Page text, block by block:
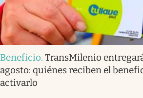
Beneficio. TransMilenio
agosto: quiénes reciben el
activarlo